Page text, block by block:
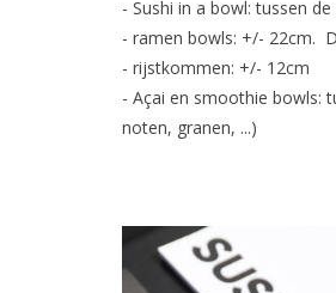
- Sushi in a bowl: tussen
- ramen bowls: +/- 22cm.
- rijstkommen: +/- 12cm
- Açai en smoothie bowls:
noten, granen, ...)